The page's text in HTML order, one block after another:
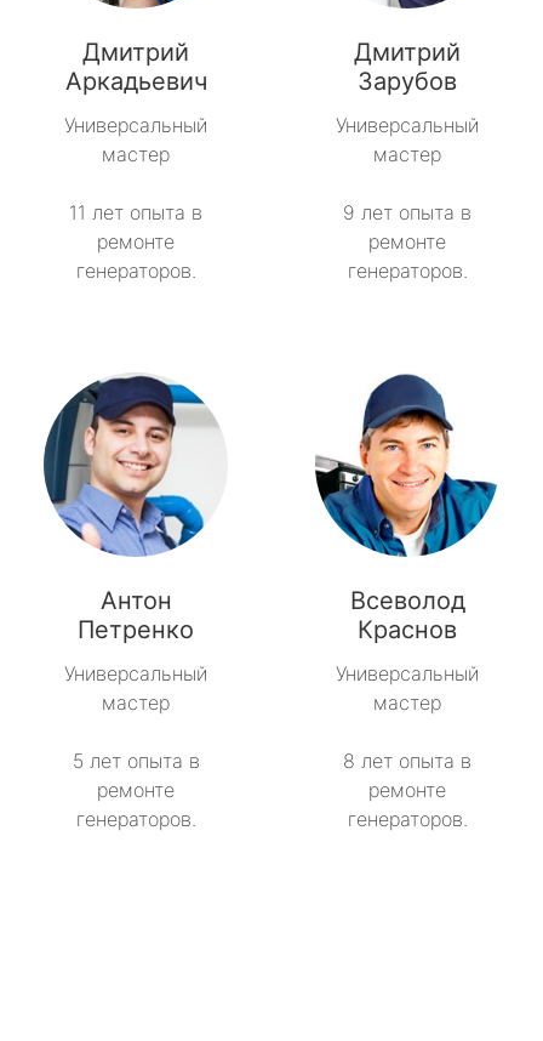
Дмитрий
Аркадьевич
Универсальный
мастер
11 лет опыта в
ремонте
генераторов.
Дмитрий
Зарубов
Универсальный
мастер
9 лет опыта в
ремонте
генераторов.
Антон
Петренко
Универсальный
мастер
5 лет опыта в
ремонте
генераторов.
Всеволод
Краснов
Универсальный
мастер
8 лет опыта в
ремонте
генераторов.